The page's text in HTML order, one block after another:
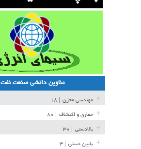
عناوین دانشی صنعت نفت
مهندسی مخزن
حفاری و اکتشاف
بالادستی
پایین دستی